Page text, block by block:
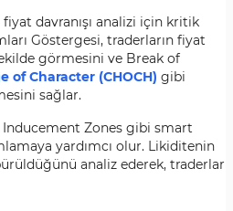
fiyat davranışı analizi için kritik
Göstergesi, traderların fiyat
görmesini ve Break of
of Character (CHOCH) gibi
sağlar.
Inducement Zones gibi smart
yardımcı olur. Likiditenin
analiz ederek, traderlar